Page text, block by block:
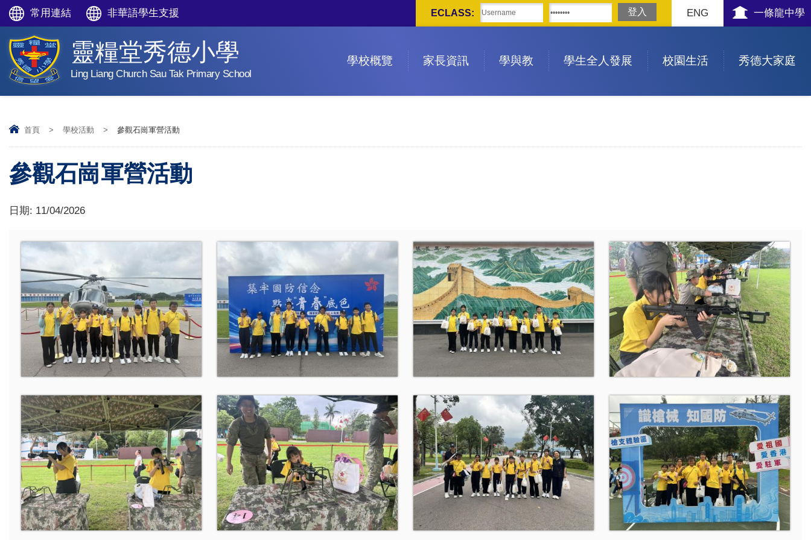
常用連結 非華語學生支援 一條龍中學
ENG
ECLASS:
靈糧堂秀德小學
Ling Liang Church Sau Tak Primary School
學校概覽 家長資訊 學與教 學生全人發展 校園生活 秀德大家庭
首頁 > 學校活動 > 參觀石崗軍營活動
參觀石崗軍營活動
日期: 11/04/2026